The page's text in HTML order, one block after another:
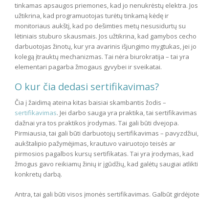
tinkamas apsaugos priemones, kad jo nenukrėstų elektra. Jos
užtikrina, kad programuotojas turėtų tinkamą kėdę ir
monitoriaus aukštį, kad po dešimties metų nesusidurtų su
lėtiniais stuburo skausmais. Jos užtikrina, kad gamybos cecho
darbuotojas žinotų, kur yra avarinis išjungimo mygtukas, jei jo
kolegą įtrauktų mechanizmas. Tai nėra biurokratija – tai yra
elementari pagarba žmogaus gyvybei ir sveikatai.
O kur čia dedasi sertifikavimas?
Čia į žaidimą ateina kitas baisiai skambantis žodis –
sertifikavimas. Jei darbo sauga yra praktika, tai sertifikavimas
dažnai yra tos praktikos įrodymas. Tai gali būti dvejopa.
Pirmiausia, tai gali būti darbuotojų sertifikavimas – pavyzdžiui,
aukštalipio pažymėjimas, krautuvo vairuotojo teisės ar
pirmosios pagalbos kursų sertifikatas. Tai yra įrodymas, kad
žmogus gavo reikiamų žinių ir įgūdžių, kad galėtų saugiai atlikti
konkretų darbą.
Antra, tai gali būti visos įmonės sertifikavimas. Galbūt girdėjote